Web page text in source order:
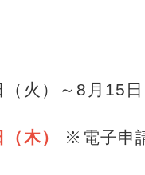
火）～8月15
木）
※電子申